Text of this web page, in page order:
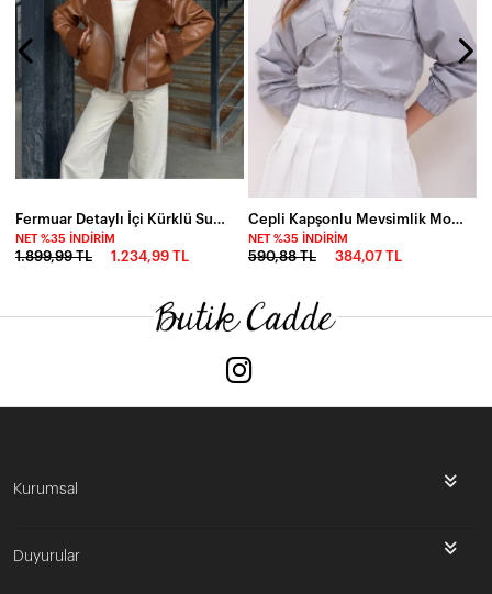
NET %35 İNDIRIM
1.899,99 TL 1.234,99 TL
NET %35 İNDIRIM
590,88 TL 384,07 TL
Kurumsal
Duyurular